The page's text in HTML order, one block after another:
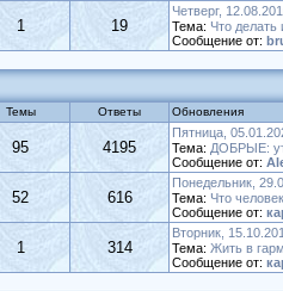
1 19
Четверг,
Тема: Что делать
Сообщение от:
Темы Ответы Обновления
95 4195
Пятница,
Тема: ДОБРЫЕ:
Сообщение от:
52 616
Понедельник,
Тема: Что
Сообщение от:
1 314
Вторник,
Тема: Жить в
Сообщение от: